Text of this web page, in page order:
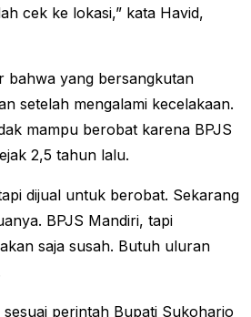
cek ke lokasi,” kata Havid,
bahwa yang bersangkutan
setelah mengalami kecelakaan.
mampu berobat karena BPJS
2,5 tahun lalu.
dijual untuk berobat. Sekarang
BPJS Mandiri, tapi
saja susah. Butuh uluran
perintah Bupati Sukoharjo